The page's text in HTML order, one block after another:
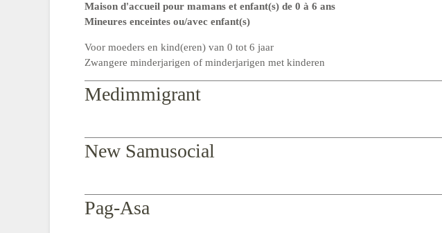
Maison d'accueil pour mamans et enfant(s) de 0 à 6 ans
Mineures enceintes ou/avec enfant(s)
Voor moeders en kind(eren) van 0 tot 6 jaar
Zwangere minderjarigen of minderjarigen met kinderen
Medimmigrant
New Samusocial
Pag-Asa